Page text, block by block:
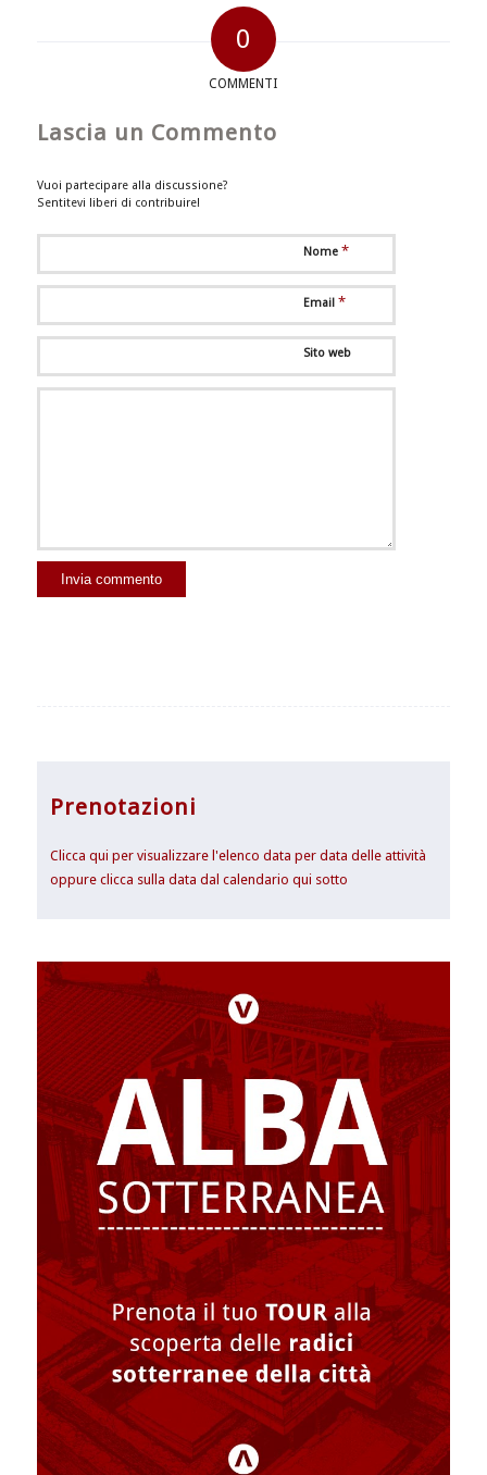
0
COMMENTI
Lascia un Commento
Vuoi partecipare alla discussione?
Sentitevi liberi di contribuire!
Nome *
Email *
Sito web
Prenotazioni
Clicca qui per visualizzare l'elenco data per data delle attività
oppure clicca sulla data dal calendario qui sotto